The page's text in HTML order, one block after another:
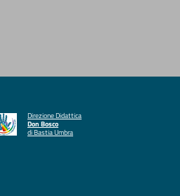
Direzione Didattica
Don Bosco
di Bastia Umbra